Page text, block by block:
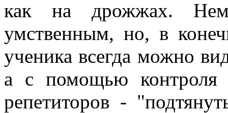
как на дрожжах.
умственным, но, в
ученика всегда можно
а с помощью контроля
репетиторов -